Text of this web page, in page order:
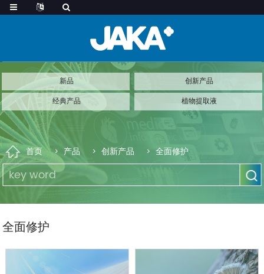
新品
创新产品
经典产品
植物提取液
首页 产品 创新产品 全面修护
全面修护